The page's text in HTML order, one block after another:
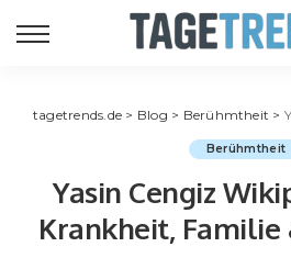
tagetrends.de > Blog > Berühmtheit >
Berühmtheit
Yasin Cengiz
Krankheit, Familie